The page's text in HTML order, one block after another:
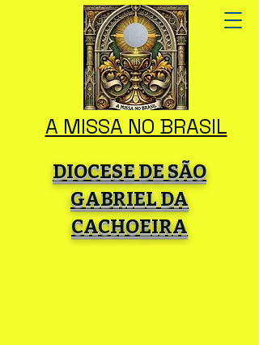
A MISSA NO BRASIL
DIOCESE DE SÃO
GABRIEL DA
CACHOEIRA